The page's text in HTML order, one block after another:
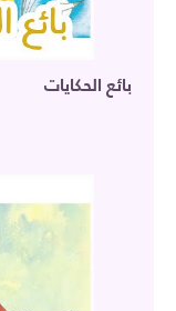
بائع الحكايات